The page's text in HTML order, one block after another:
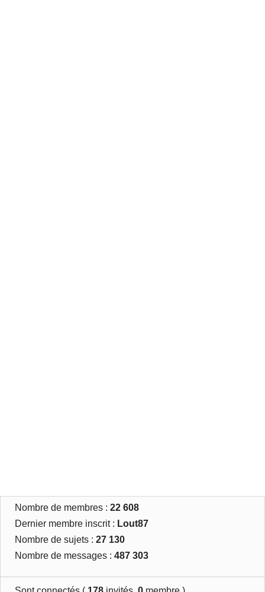
Nombre de membres :22 608
Dernier membre inscrit : Lout87
Nombre de sujets :27 130
Nombre de messages :487 303